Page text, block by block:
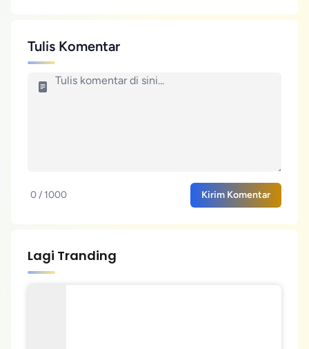
Tulis Komentar
0 / 1000 Kirim Komentar
Lagi Tranding